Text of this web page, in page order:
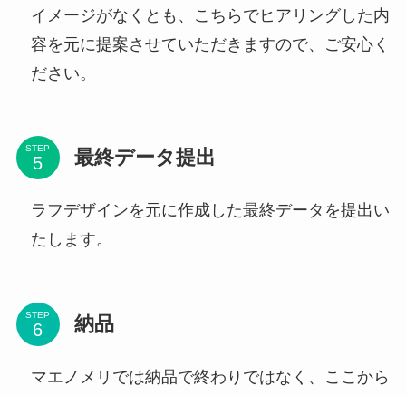
イメージがなくとも、こちらでヒアリングした内
容を元に提案させていただきますので、ご安心く
ださい。
STEP 最終データ提出
ラフデザインを元に作成した最終データを提出い
たします。
STEP 納品
マエノメリでは納品で終わりではなく、ここから